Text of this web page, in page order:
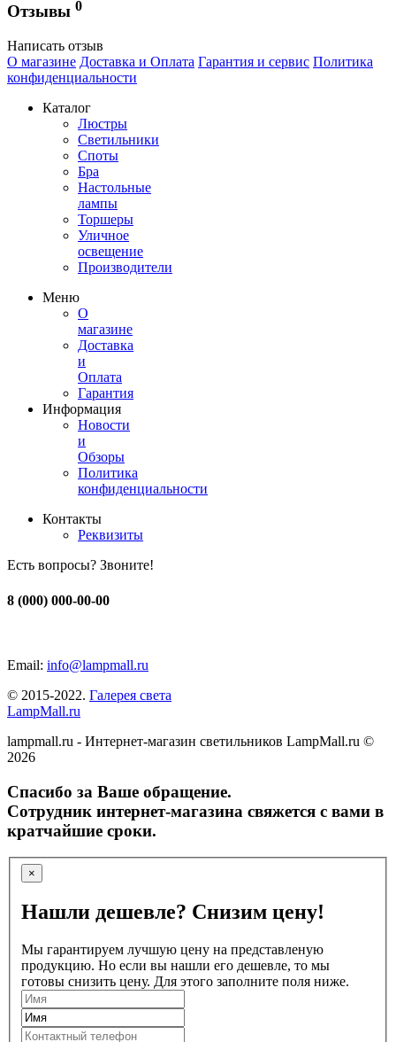
Отзывы 0
Написать отзыв
О магазине Доставка и Оплата Гарантия и сервис Политика
конфиденциальности
Каталог
Люстры
Светильники
Споты
Бра
Настольные
лампы
Торшеры
Уличное
освещение
Производители
Меню
О
магазине
Доставка
и
Оплата
Гарантия
Информация
Новости
и
Обзоры
Политика
конфиденциальности
Контакты
Реквизиты
Есть вопросы? Звоните!
8 (000) 000-00-00
Email: info@lampmall.ru
© 2015-2022. Галерея света
LampMall.ru
lampmall.ru - Интернет-магазин светильников LampMall.ru ©
2026
Спасибо за Ваше обращение.
Сотрудник интернет-магазина свяжется с вами в
кратчайшие сроки.
×
Нашли дешевле? Снизим цену!
Мы гарантируем лучшую цену на представленую
продукцию. Но если вы нашли его дешевле, то мы
готовы снизить цену. Для этого заполните поля ниже.